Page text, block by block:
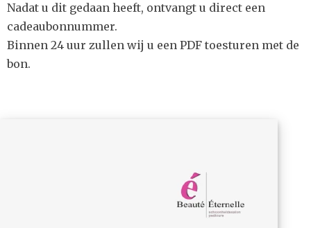
Nadat u dit gedaan heeft, ontvangt u direct een
cadeaubonnummer.
Binnen 24 uur zullen wij u een PDF toesturen met de
bon.